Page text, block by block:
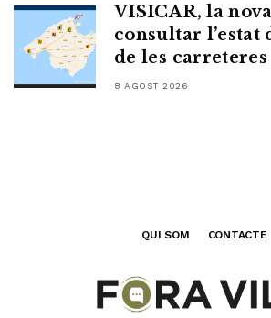
VISICAR, la
consultar l’estat
de les carreteres
8 AGOST 2026
QUI SOM CONTACTE